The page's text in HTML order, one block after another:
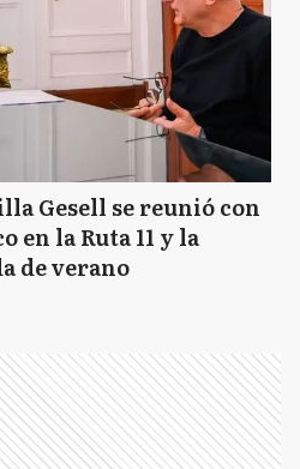
Gesell se reunió con
en la Ruta 11 y la
de verano